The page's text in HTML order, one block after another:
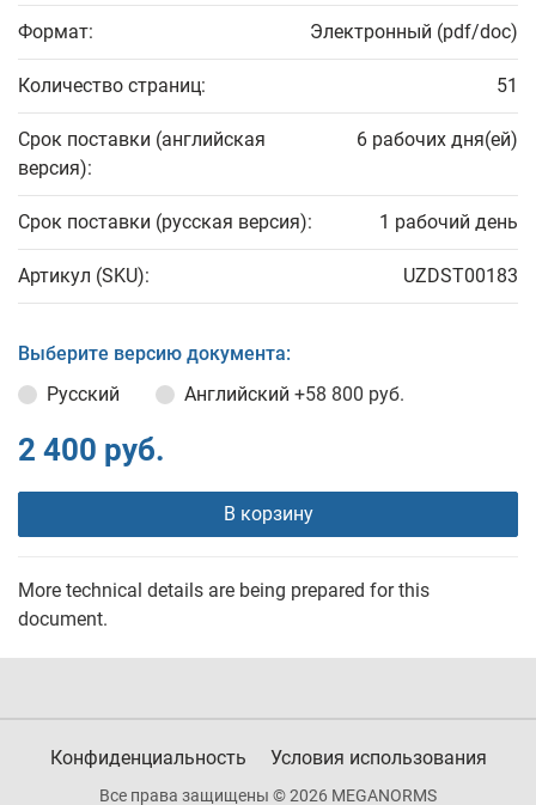
Формат: Электронный (pdf/doc)
Количество страниц: 51
Срок поставки (английская
версия):
6 рабочих дня(ей)
Срок поставки (русская версия): 1 рабочий день
Артикул (SKU): UZDST00183
Выберите версию документа:
Русский
Английский +58 800 руб.
2 400 руб.
В корзину
More technical details are being prepared for this
document.
Конфиденциальность Условия использования
Все права защищены © 2026 MEGANORMS